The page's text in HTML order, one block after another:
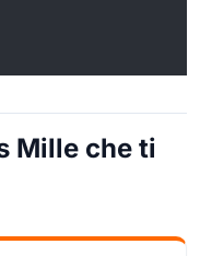
Mille che ti